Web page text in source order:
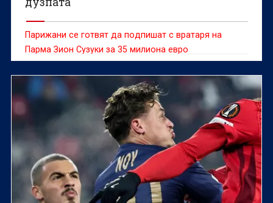
Парижани се готвят да подпишат с вратаря на
Парма Зион Сузуки за 35 милиона евро